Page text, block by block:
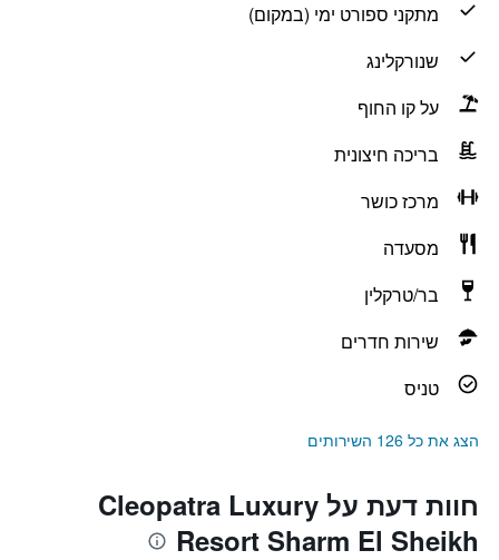
מתקני ספורט ימי (במקום)
שנורקלינג
על קו החוף
בריכה חיצונית
מרכז כושר
מסעדה
בר/טרקלין
שירות חדרים
טניס
הצג את כל 126 השירותים
חוות דעת על Cleopatra Luxury
Resort Sharm El Sheikh